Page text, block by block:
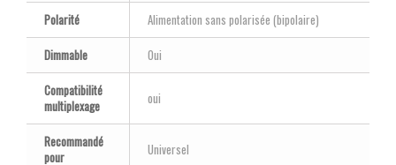
Polarité
Alimentation sans polarisée (bipolaire)
Dimmable
Oui
Compatibilité
multiplexage
oui
Recommandé
pour
Universel